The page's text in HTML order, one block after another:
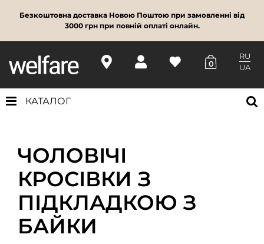
Безкоштовна доставка Новою Поштою при замовленні від
3000 грн при повній оплаті онлайн.
0
RU
UA
КАТАЛОГ
ЧОЛОВІЧІ
КРОСІВКИ З
ПІДКЛАДКОЮ З
БАЙКИ